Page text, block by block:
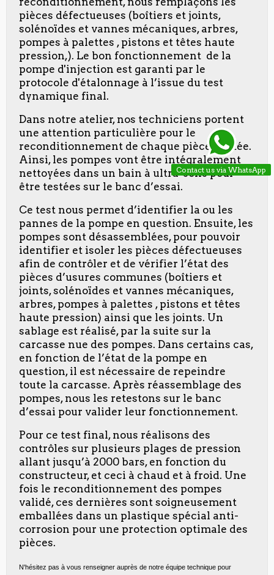
pièces défectueuses (boîtiers et joints,
solénoïdes et vannes mécaniques, arbres,
pompes à palettes , pistons et têtes haute
pression,). Le bon fonctionnement de la
pompe d'injection est garanti par le
protocole d'étalonnage à l’issue du test
dynamique final.
Dans notre atelier, nos techniciens portent
une attention particulière pour le
reconditionnement de chaque pièce traitée.
Ainsi, les pompes vont être intégralement
nettoyées dans un bain à ultra-sons pour
être testées sur le banc d’essai.
Ce test nous permet d’identifier la ou les
pannes de la pompe en question. Ensuite, les
pompes sont désassemblées, pour pouvoir
identifier et isoler les pièces défectueuses
afin de contrôler et de vérifier l’état des
pièces d’usures communes (boîtiers et
joints, solénoïdes et vannes mécaniques,
arbres, pompes à palettes , pistons et têtes
haute pression) ainsi que les joints. Un
sablage est réalisé, par la suite sur la
carcasse nue des pompes. Dans certains cas,
en fonction de l’état de la pompe en
question, il est nécessaire de repeindre
toute la carcasse. Après réassemblage des
pompes, nous les retestons sur le banc
d’essai pour valider leur fonctionnement.
Pour ce test final, nous réalisons des
contrôles sur plusieurs plages de pression
allant jusqu’à 2000 bars, en fonction du
constructeur, et ceci à chaud et à froid. Une
fois le reconditionnement des pompes
validé, ces dernières sont soigneusement
emballées dans un plastique spécial anti-
corrosion pour une protection optimale des
pièces.
N'hésitez pas à vous renseigner auprès de notre équipe technique pour
Contact us via WhatsApp